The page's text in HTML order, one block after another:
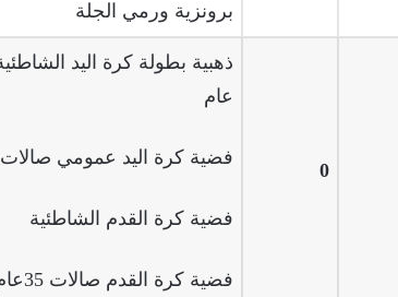
برونزية ورمي الجلة
0
عام
فضية كرة اليد عمومي صالات
فضية كرة القدم الشاطئية
فضية كرة القدم صالات 35عام